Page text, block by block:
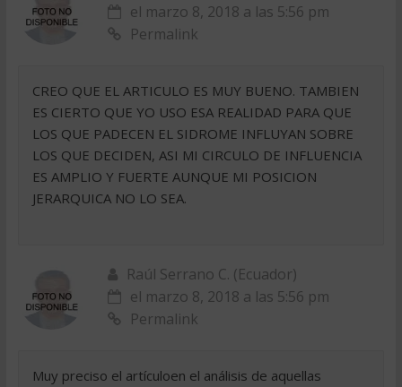
el marzo 8, 2018 a las 5:56 pm
Permalink
CREO QUE EL ARTICULO ES MUY BUENO. TAMBIEN
ES CIERTO QUE YO USO ESA REALIDAD PARA QUE
LOS QUE PADECEN EL SIDROME INFLUYAN SOBRE
LOS QUE DECIDEN, ASI MI CIRCULO DE INFLUENCIA
ES AMPLIO Y FUERTE AUNQUE MI POSICION
JERARQUICA NO LO SEA.
Raúl Serrano C. (Ecuador)
el marzo 8, 2018 a las 5:56 pm
Permalink
Muy preciso el artículoen el análisis de aquellas